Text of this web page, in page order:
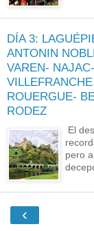
DÍA 3:
ANTONIN
VAREN- NAJAC-
ROUERGUE-
RODEZ
El
pero
‹